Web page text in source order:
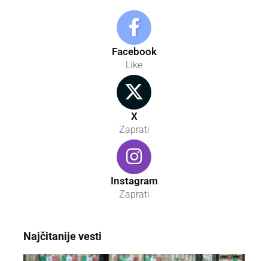
Facebook
Like
X
Zaprati
Instagram
Zaprati
Najčitanije vesti